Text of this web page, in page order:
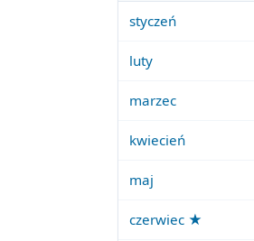
styczeń
luty
marzec
kwiecień
maj
czerwiec ★